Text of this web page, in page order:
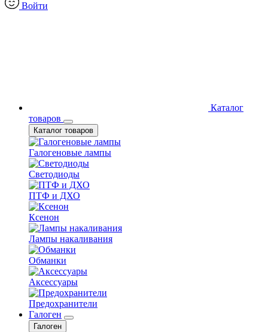
Войти
Каталог
товаров
Каталог товаров
Галогеновые лампы
Светодиоды
ПТФ и ДХО
Ксенон
Лампы накаливания
Обманки
Аксессуары
Предохранители
Галоген
Галоген